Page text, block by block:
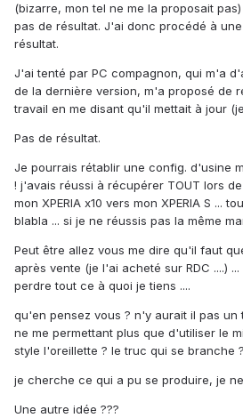
(bizarre, mon tel ne me la proposait
pas de résultat. J'ai donc procédé à
résultat.
J'ai tenté par PC compagnon, qui m'a
de la dernière version, m'a proposé de
travail en me disant qu'il mettait à jour
Pas de résultat.
Je pourrais rétablir une config. d'usine
! j'avais réussi à récupérer TOUT lors
mon XPERIA x10 vers mon XPERIA S ...
blabla ... si je ne réussis pas la même
Peut être allez vous me dire qu'il faut
après vente (je l'ai acheté sur RDC ....)
perdre tout ce à quoi je tiens ....
qu'en pensez vous ? n'y aurait il pas
ne me permettant plus que d'utiliser le
style l'oreillette ? le truc qui se branche ?
je cherche ce qui a pu se produire, je
Une autre idée ???